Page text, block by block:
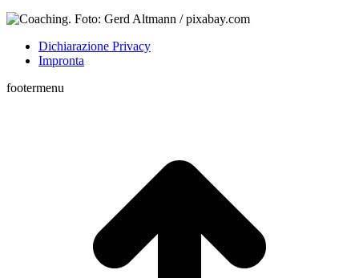
Dichiarazione Privacy
Impronta
footermenu